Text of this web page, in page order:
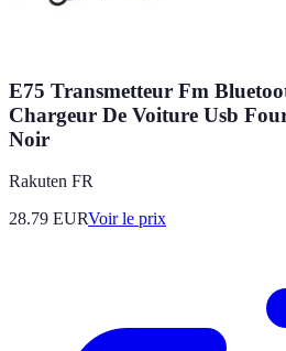
E75 Transmetteur Fm
Chargeur De Voiture Usb
Noir
Rakuten FR
28.79 EURVoir le prix